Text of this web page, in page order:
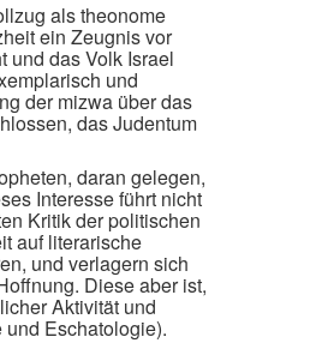
als theonome
ein Zeugnis vor
und das Volk Israel
und
der mizwa über das
das Judentum
daran gelegen,
Interesse führt nicht
Kritik der politischen
auf literarische
und verlagern sich
Diese aber ist,
Aktivität und
Eschatologie).